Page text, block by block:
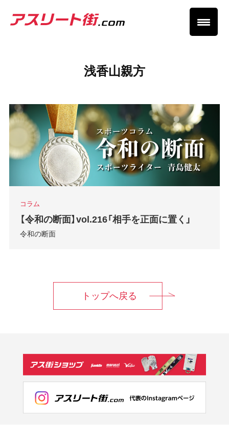
浅香山親方
コラム
【令和の断面】vol.216「相手を正面に置く」
令和の断面
トップへ戻る